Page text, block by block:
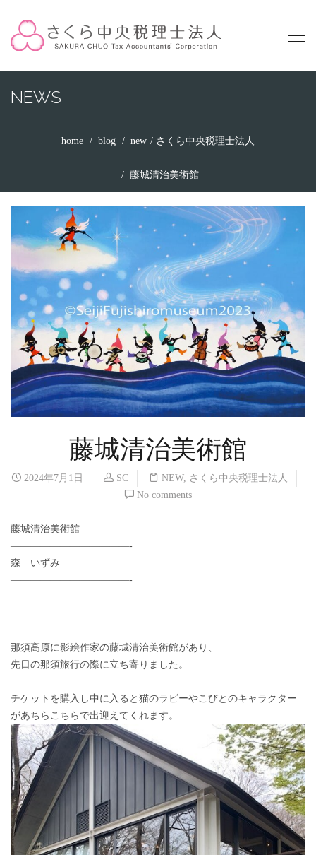
NEWS
home blog new さくら中央税理士法人
藤城清治美術館
藤城清治美術館
2024年7月1日 SC NEW, さくら中央税理士法人
No comments
藤城清治美術館
————————————-
森 いずみ
————————————-
那須高原に影絵作家の藤城清治美術館があり、
先日の那須旅行の際に立ち寄りました。
チケットを購入し中に入ると猫のラビーやこびとのキャラクター
があちらこちらで出迎えてくれます。